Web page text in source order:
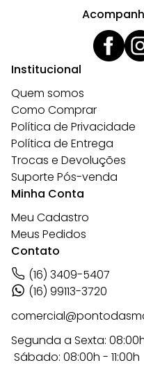
Institucional
Quem somos
Como Comprar
Política de Privacidade
Política de Entrega
Trocas e Devoluções
Suporte Pós-venda
Minha Conta
Meu Cadastro
Meus Pedidos
Contato
(16) 3409-5407
(16) 99113-3720
Segunda a Sexta: 08:00h
Sábado: 08:00h - 11:00h